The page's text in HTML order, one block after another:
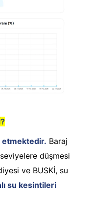
etmektedir. Baraj
düşmesi
ve BUSKİ, su
su kesintileri